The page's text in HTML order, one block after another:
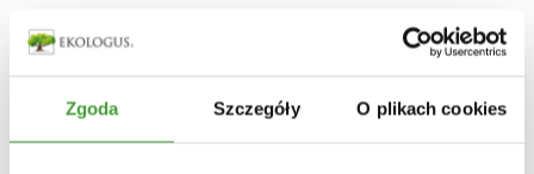
Zgoda Szczegóły O plikach cookies
poddanie procesom oczyszczania i przywrócenie olejom
ich pierwotnych właściwości poprzez filtrację,
ponowna obróbka,
regeneracja głęboka (re-rafinacja),